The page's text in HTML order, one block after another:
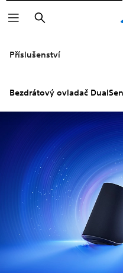
Vyhledat
Příslušenství
Bezdrátový ovladač